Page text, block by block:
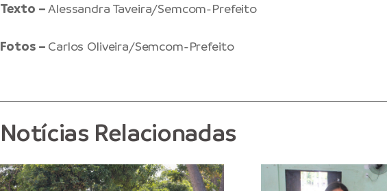
Texto –Alessandra Taveira/Semcom-Prefeito
Fotos – Carlos Oliveira/Semcom-Prefeito
Notícias Relacionadas